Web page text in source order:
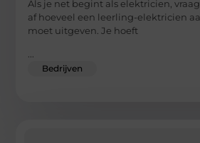
Als je net begint als elektricien,
af hoeveel een leerling-elektricien
moet uitgeven. Je hoeft
Bedrijven